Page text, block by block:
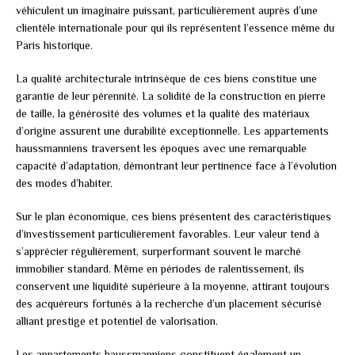
véhiculent un imaginaire puissant, particulièrement auprès d’une
clientèle internationale pour qui ils représentent l’essence même du
Paris historique.
La qualité architecturale intrinsèque de ces biens constitue une
garantie de leur pérennité. La solidité de la construction en pierre
de taille, la générosité des volumes et la qualité des matériaux
d’origine assurent une durabilité exceptionnelle. Les appartements
haussmanniens traversent les époques avec une remarquable
capacité d’adaptation, démontrant leur pertinence face à l’évolution
des modes d’habiter.
Sur le plan économique, ces biens présentent des caractéristiques
d’investissement particulièrement favorables. Leur valeur tend à
s’apprécier régulièrement, surperformant souvent le marché
immobilier standard. Même en périodes de ralentissement, ils
conservent une liquidité supérieure à la moyenne, attirant toujours
des acquéreurs fortunés à la recherche d’un placement sécurisé
alliant prestige et potentiel de valorisation.